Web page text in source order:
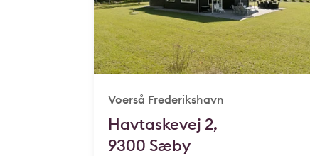
Voerså Frederikshavn
Havtaskevej 2,
9300 Sæby